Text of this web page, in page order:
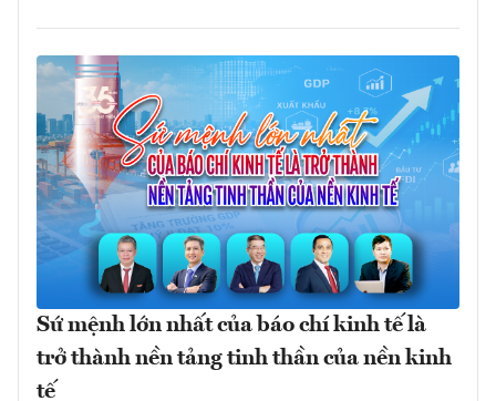
Sứ mệnh lớn nhất của báo chí kinh tế là
trở thành nền tảng tinh thần của nền kinh
tế